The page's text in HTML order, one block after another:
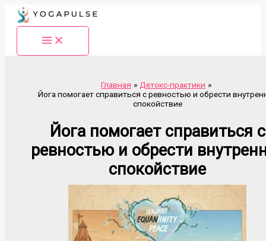
Перейти
содержимому
Главная
Детокс-практики
Йога помогает справиться с ревностью и обрести
спокойствие
Йога помогает справиться с
ревностью и обрести
спокойствие